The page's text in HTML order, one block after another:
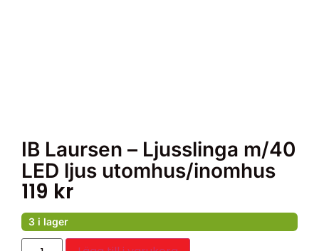
IB Laursen – Ljusslinga m/40
LED ljus utomhus/inomhus
119 kr
3 i lager